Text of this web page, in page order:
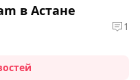
в Астане
1